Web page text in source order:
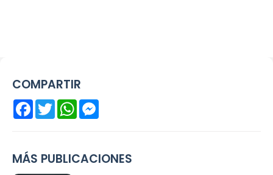
COMPARTIR
Facebook
TwitterWhatsApp
MÁS PUBLICACIONES